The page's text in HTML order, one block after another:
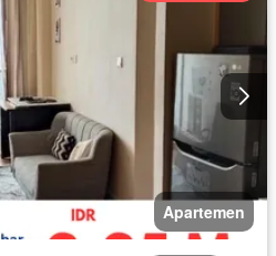
Berperabot lengkap
Apartemen